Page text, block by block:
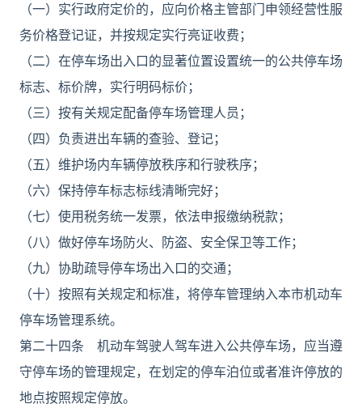
（一）实行政府定价的，应向价格主管部门申领经营性服
务价格登记证，并按规定实行亮证收费；
（二）在停车场出入口的显著位置设置统一的公共停车场
标志、标价牌，实行明码标价；
（三）按有关规定配备停车场管理人员；
（四）负责进出车辆的查验、登记；
（五）维护场内车辆停放秩序和行驶秩序；
（六）保持停车标志标线清晰完好；
（七）使用税务统一发票，依法申报缴纳税款；
（八）做好停车场防火、防盗、安全保卫等工作；
（九）协助疏导停车场出入口的交通；
（十）按照有关规定和标准，将停车管理纳入本市机动车
停车场管理系统。
第二十四条 机动车驾驶人驾车进入公共停车场，应当遵
守停车场的管理规定，在划定的停车泊位或者准许停放的
地点按照规定停放。